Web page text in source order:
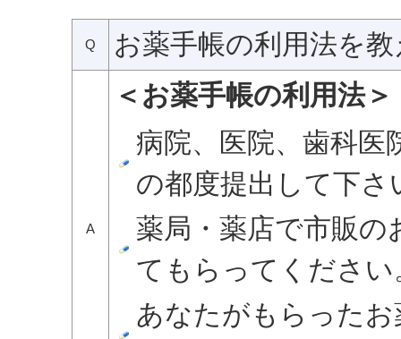
Q お薬手帳の利用法を
A
＜お薬手帳の利用法＞
病院、医院、歯科医
の都度提出して下さ
薬局・薬店で市販の
てもらってください
あなたがもらった